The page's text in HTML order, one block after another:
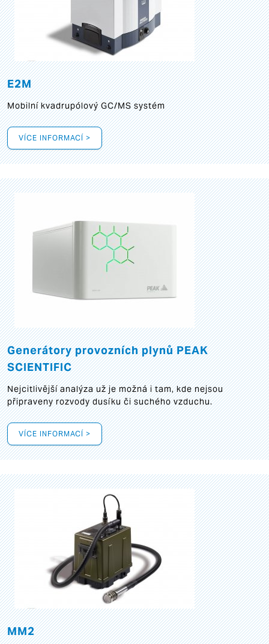
E2M
Mobilní kvadrupólový GC/MS systém
VÍCE INFORMACÍ >
Generátory provozních plynů PEAK
SCIENTIFIC
Nejcitlivější analýza už je možná i tam, kde nejsou
připraveny rozvody dusíku či suchého vzduchu.
VÍCE INFORMACÍ >
MM2